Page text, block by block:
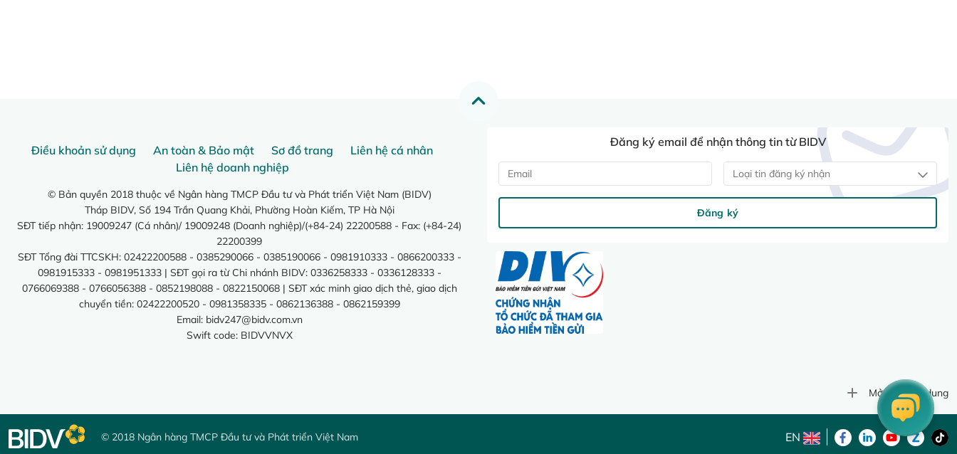
Điều khoản sử dụng An toàn & Bảo mật Sơ đồ trang
Liên hệ cá nhân
Liên hệ doanh nghiệp
© Bản quyền 2018 thuộc về Ngân hàng TMCP Đầu tư và Phát triển Việt Nam (BIDV)
Tháp BIDV, Số 194 Trần Quang Khải, Phường Hoàn Kiếm, TP Hà Nội
SĐT tiếp nhận: 19009247 (Cá nhân)/ 19009248 (Doanh nghiệp)/(+84-24) 22200588 - Fax: (+84-24)
22200399
SĐT Tổng đài TTCSKH: 02422200588 - 0385290066 - 0385190066 - 0981910333 - 0866200333 -
0981915333 - 0981951333 | SĐT gọi ra từ Chi nhánh BIDV: 0336258333 - 0336128333 -
0766069388 - 0766056388 - 0852198088 - 0822150068 | SĐT xác minh giao dịch thẻ, giao dịch
chuyển tiền: 02422200520 - 0981358335 - 0862136388 - 0862159399
Email: bidv247@bidv.com.vn
Swift code: BIDVVNVX
Đăng ký email để nhận thông tin từ BIDV
Loại tin đăng ký nhận
Đăng ký
Mở rộng nội dung
© 2018 Ngân hàng TMCP Đầu tư và Phát triển Việt Nam EN